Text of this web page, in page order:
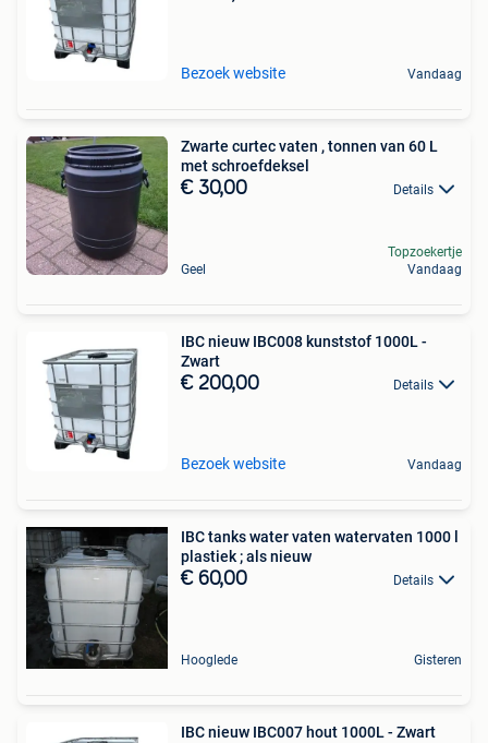
Bezoek website Vandaag
Zwarte curtec vaten , tonnen van 60 L
met schroefdeksel
€ 30,00 Details
Geel
Topzoekertje
Vandaag
IBC nieuw IBC008 kunststof 1000L -
Zwart
€ 200,00 Details
Bezoek website Vandaag
IBC tanks water vaten watervaten 1000 l
plastiek ; als nieuw
€ 60,00 Details
Hooglede Gisteren
IBC nieuw IBC007 hout 1000L - Zwart